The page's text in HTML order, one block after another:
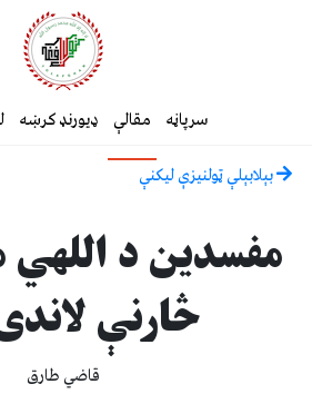
سرپاڼه مقالې ډیورنډ کرښه
بېلابېلې ټولنيزې ليکنې
مفسدين د اللهي
څارنې
قاضي طارق